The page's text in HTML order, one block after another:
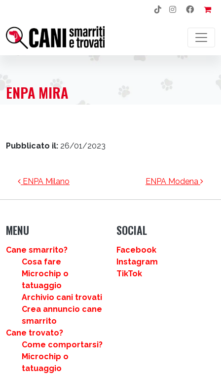
NAVIGAZIONE PRINCIPALE
ENPA MIRA
Pubblicato il: 26/01/2023
NAVIGAZIONE ARTICOLI
ENPA Milano ENPA Modena
MENU
Cane smarrito?
Cosa fare
Microchip o
tatuaggio
Archivio cani trovati
Crea annuncio cane
smarrito
Cane trovato?
Come comportarsi?
Microchip o
tatuaggio
SOCIAL
Facebook
Instagram
TikTok